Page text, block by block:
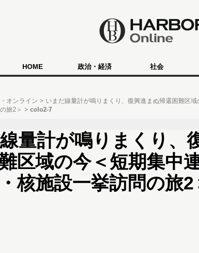
HOME 政治・経済 社会
オンライン
いまだ線量計が鳴りまくり、復興進まぬ帰還困難区
旅2＞
colo2-7
量計が鳴りまくり、
区域の今＜短期集中
核施設一挙訪問の旅2